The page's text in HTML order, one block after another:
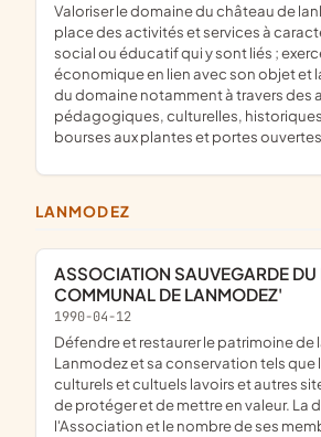
valoriser le domaine du château de lanloup ; mettre en
place des activités et services à
social ou éducatif qui y sont liés ;
économique en lien avec son objet et
du domaine notamment à travers des
pédagogiques, culturelles,
bourses aux plantes et portes ouvertes
LANMODEZ
ASSOCIATION SAUVEGARDE DU PATRIMOINE
COMMUNAL DE LANMODEZ'
1990-04-12
défendre et restaurer le patrimoine de la commune de
Lanmodez et sa conservation tels que
culturels et cultuels lavoirs et autres
de protéger et de mettre en valeur. La
l'Association et le nombre de ses